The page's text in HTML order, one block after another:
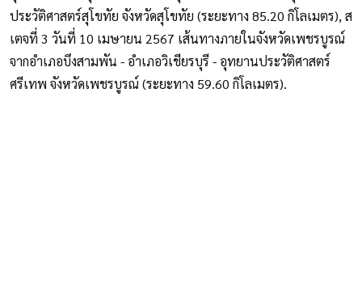
ประวัติศาสตร์สุโขทัย จังหวัดสุโขทัย (ระยะทาง 85.20 กิโลเมตร), ส
เตจที่ 3 วันที่ 10 เมษายน 2567 เส้นทางภายในจังหวัดเพชรบูรณ์
จากอำเภอบึงสามพัน - อำเภอวิเชียรบุรี - อุทยานประวัติศาสตร์
ศรีเทพ จังหวัดเพชรบูรณ์ (ระยะทาง 59.60 กิโลเมตร).